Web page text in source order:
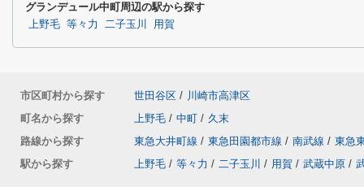
グランデュール中町周辺の駅から探す
上野毛 等々力 二子玉川 用賀
市区町村から探す 世田谷区 / 川崎市高津区
町名から探す
上野毛 / 中町 / 久末
路線から探す
東急大井町線 / 東急田園都市線 / 南武線 / 東急
駅から探す
上野毛 / 等々力 / 二子玉川 / 用賀 / 武蔵中原 /